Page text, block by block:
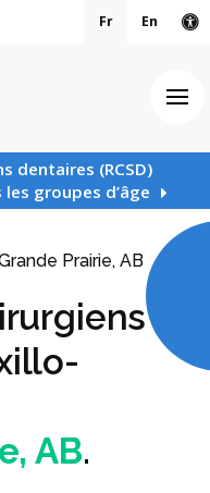
Fr En
dentaires (RCSD)
groupes d’âge
Prairie, AB
AB.